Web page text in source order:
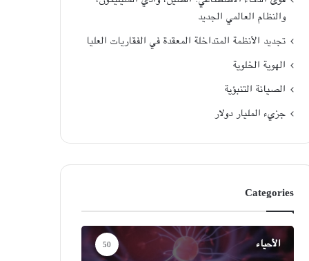
والنظام العالمي الجديد
تجديد الأنظمة المتداخلة المعقدة في الفقاريات العليا
الهوية الخلوية
الصيانة التنبؤية
جزيء المليار دولار
Categories
الأحياء 50